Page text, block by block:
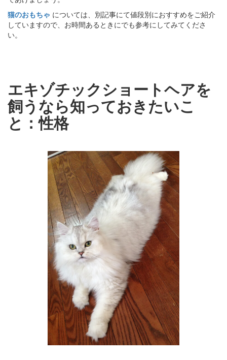
猫のおもちゃ については、別記事にて値段別におすすめをご紹介
していますので、お時間あるときにでも参考にしてみてくださ
い。
エキゾチックショートヘアを
飼うなら知っておきたいこ
と：性格